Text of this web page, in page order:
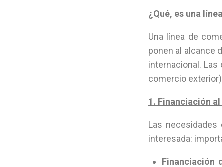
¿Qué, es una
Una línea de
ponen al alcance
internacional.
comercio
1. Financiación
Las
interesada:
Financiación